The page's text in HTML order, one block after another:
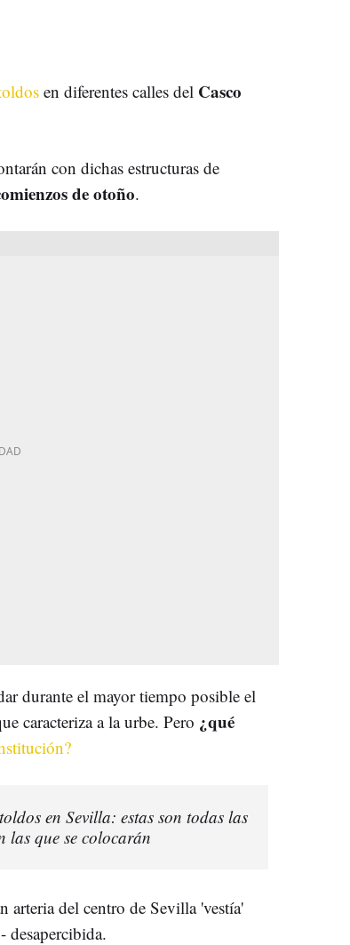
en diferentes calles del Casco
con dichas estructuras de
de otoño.
durante el mayor tiempo posible el
caracteriza a la urbe. Pero ¿qué
en Sevilla: estas son todas las
las que se colocarán
arteria del centro de Sevilla 'vestía'
desapercibida.